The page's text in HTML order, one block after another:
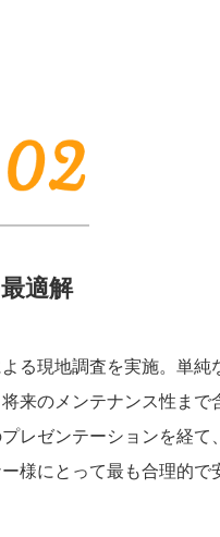
適解
る現地調査を実施。単純
来のメンテナンス性まで
レゼンテーションを経て
様にとって最も合理的で